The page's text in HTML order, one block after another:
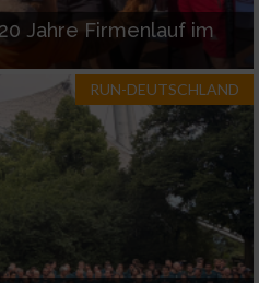
Jahre Firmenlauf im
RUN-DEUTSCHLAND